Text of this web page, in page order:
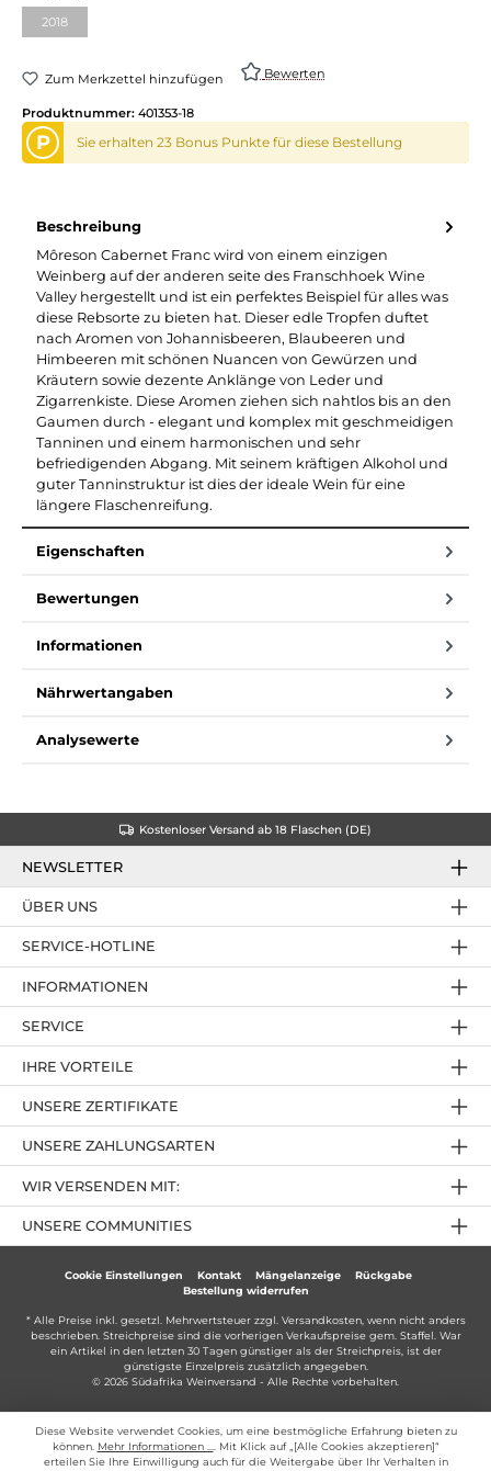
2018
Zum Merkzettel hinzufügen Bewerten
Produktnummer: 401353-18
P Sie erhalten 23 Bonus Punkte für diese Bestellung
Beschreibung
Môreson Cabernet Franc wird von einem einzigen
Weinberg auf der anderen seite des Franschhoek Wine
Valley hergestellt und ist ein perfektes Beispiel für alles was
diese Rebsorte zu bieten hat. Dieser edle Tropfen duftet
nach Aromen von Johannisbeeren, Blaubeeren und
Himbeeren mit schönen Nuancen von Gewürzen und
Kräutern sowie dezente Anklänge von Leder und
Zigarrenkiste. Diese Aromen ziehen sich nahtlos bis an den
Gaumen durch - elegant und komplex mit geschmeidigen
Tanninen und einem harmonischen und sehr
befriedigenden Abgang. Mit seinem kräftigen Alkohol und
guter Tanninstruktur ist dies der ideale Wein für eine
längere Flaschenreifung.
Eigenschaften
Bewertungen
Informationen
Nährwertangaben
Analysewerte
Kostenloser Versand ab 18 Flaschen (DE)
NEWSLETTER
SERVICE-HOTLINE
IHRE VORTEILE
UNSERE ZAHLUNGSARTEN
ÜBER UNS
UNSERE ZERTIFIKATE
INFORMATIONEN
SERVICE
UNSERE COMMUNITIES
WIR VERSENDEN MIT:
Cookie Einstellungen Kontakt Mängelanzeige
Rückgabe
Bestellung widerrufen
* Alle Preise inkl. gesetzl. Mehrwertsteuer zzgl. Versandkosten, wenn nicht anders
beschrieben. Streichpreise sind die vorherigen Verkaufspreise gem. Staffel. War
ein Artikel in den letzten 30 Tagen günstiger als der Streichpreis, ist der
günstigste Einzelpreis zusätzlich angegeben.
© 2026 Südafrika Weinversand - Alle Rechte vorbehalten.
Diese Website verwendet Cookies, um eine bestmögliche Erfahrung bieten zu
können. Mehr Informationen ...
. Mit Klick auf „[Alle Cookies akzeptieren]“
erteilen Sie Ihre Einwilligung auch für die Weitergabe über Ihr Verhalten in